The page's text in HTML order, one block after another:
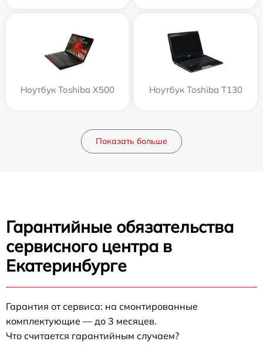
Ноутбук Toshiba X500 Ноутбук Toshiba T130
Показать больше
Гарантийные обязательства
сервисного центра в
Екатеринбурге
Гарантия от сервиса: на смонтированные
комплектующие — до 3 месяцев.
Что считается гарантийным случаем?